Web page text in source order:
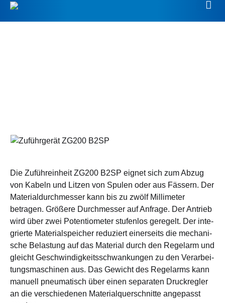
Die Zuführ­einheit ZG200 B2SP eignet sich zum Ab­zug
von Kabeln und Litzen von Spulen oder aus Fässern. Der
Ma­terial­durch­messer kann bis zu zwölf Milli­meter
betragen. Größere Durch­messer auf An­frage. Der An­trieb
wird über zwei Poten­tio­meter stufen­los ge­regelt. Der inte­
grier­te Ma­terial­speicher re­du­ziert einer­seits die mecha­ni­
sche Be­las­tung auf das Material durch den Regel­arm und
gleicht Ge­schwin­dig­keits­schwan­kungen zu den Ver­ar­bei­
tungs­maschinen aus. Das Gewicht des Regel­arms kann
manuell pneu­matisch über einen se­pa­ra­ten Druck­regler
an die ver­schie­denen Ma­te­rial­quer­schnitte an­ge­passt